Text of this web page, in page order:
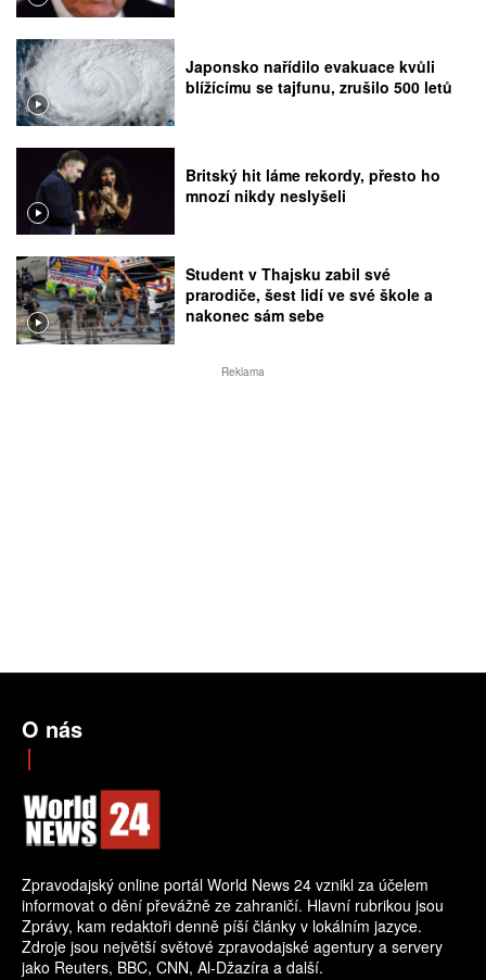
Japonsko nařídilo evakuace kvůli
blížícímu se tajfunu, zrušilo 500 letů
Britský hit láme rekordy, přesto ho
mnozí nikdy neslyšeli
Student v Thajsku zabil své
prarodiče, šest lidí ve své škole a
nakonec sám sebe
Reklama
O nás
Zpravodajský online portál World News 24 vznikl za účelem
informovat o dění převážně ze zahraničí. Hlavní rubrikou jsou
Zprávy, kam redaktoři denně píší články v lokálním jazyce.
Zdroje jsou největší světové zpravodajské agentury a servery
jako Reuters, BBC, CNN, Al-Džazíra a další.